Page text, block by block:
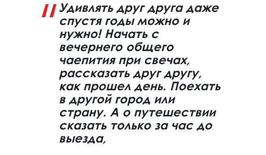
Удивлять друг друга даже
спустя годы можно и
нужно! Начать с
вечернего общего
чаепития при свечах,
рассказать друг другу,
как прошел день. Поехать
в другой город или
страну. А о путешествии
сказать только за час до
выезда,